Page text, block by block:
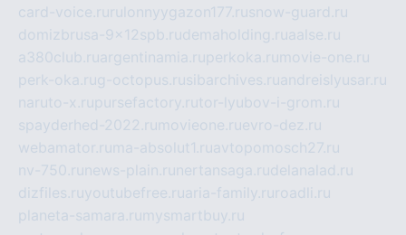
card-voice.ru rulonnyygazon177.rusnow-guard.ru
domizbrusa-9x12spb.rudemaholding.ruaalse.ru
a380club.ruargentinamia.ruperkoka.ru movie-one.ru
perk-oka.rug-octopus.rusibarchives.ruandreislyusar.ru
naruto-x.rupursefactory.rutor-lyubov-i-grom.ru
spayderhed-2022.ru movieone.ruevro-dez.ru
webamator.ru ma-absolut1.ruavtopomosch27.ru
nv-750.ru news-plain.ru nertansaga.rudelanalad.ru
dizfiles.ruyoutubefree.ruaria-family.ru roadli.ru
planeta-samara.ru mysmartbuy.ru